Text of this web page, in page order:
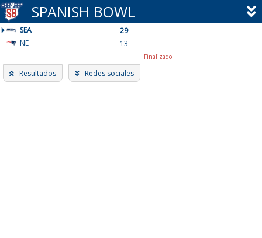
Skip
to
content
SPANISH BOWL
SEA
29
NE
13
Finalizado
Resultados Redes sociales